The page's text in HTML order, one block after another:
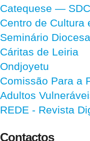
Catequese — SDC
Centro de
Seminário
Cáritas de Leiria
Ondjoyetu
Comissão Para a
Adultos
REDE - Revista
Contactos